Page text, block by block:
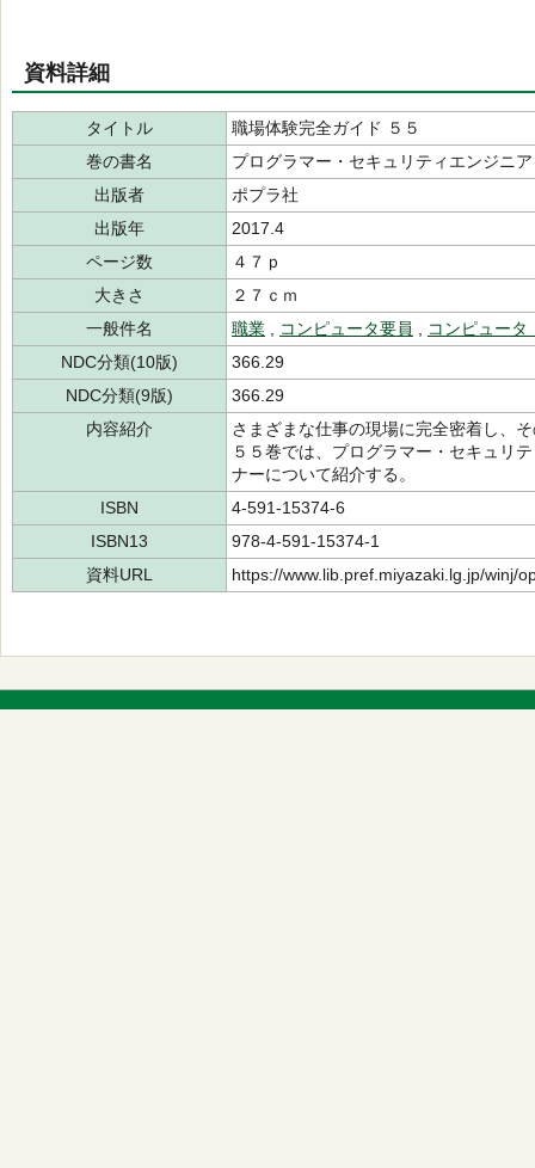
資料詳細
タイトル
職場体験完全ガイド ５５
巻の書名
プログラマー・セキュリティエンジニ
出版者
ポプラ社
出版年
2017.4
ページ数
４７ｐ
大きさ
２７ｃｍ
一般件名
職業 コンピュータ要員
コンピュータ
NDC分類(10版)
366.29
NDC分類(9版)
366.29
内容紹介
さまざまな仕事の現場に完全密着し、
５５巻では、プログラマー・セキュリ
ナーについて紹介する。
ISBN
4-591-15374-6
ISBN13
978-4-591-15374-1
資料URL
https://www.lib.pref.miyazaki.lg.jp/winj/